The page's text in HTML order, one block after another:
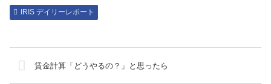
IRIS デイリーレポート
賃金計算「どうやるの？」と思ったら